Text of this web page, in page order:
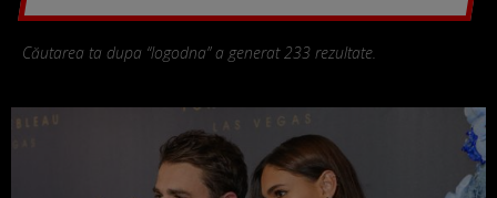
Căutarea ta dupa “logodna” a generat 233 rezultate.